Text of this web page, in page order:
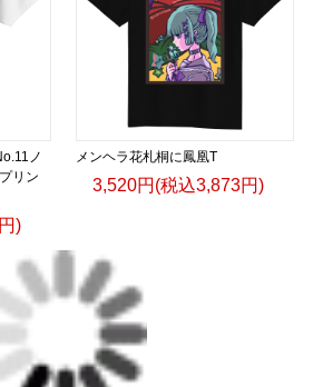
ノ
リン
)
メンヘラ花札桐に鳳凰T
3,520円(税込3,873円)